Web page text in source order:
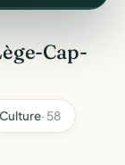
Cap-
Culture· 58